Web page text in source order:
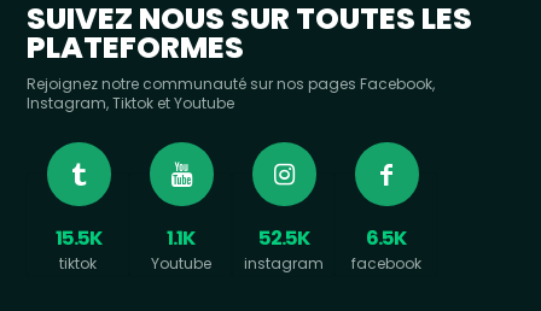
SUIVEZ NOUS SUR TOUTES LES
PLATEFORMES
Rejoignez notre communauté sur nos pages Facebook,
Instagram, Tiktok et Youtube
15.5K
tiktok
1.1K
Youtube
52.5K
instagram
6.5K
facebook